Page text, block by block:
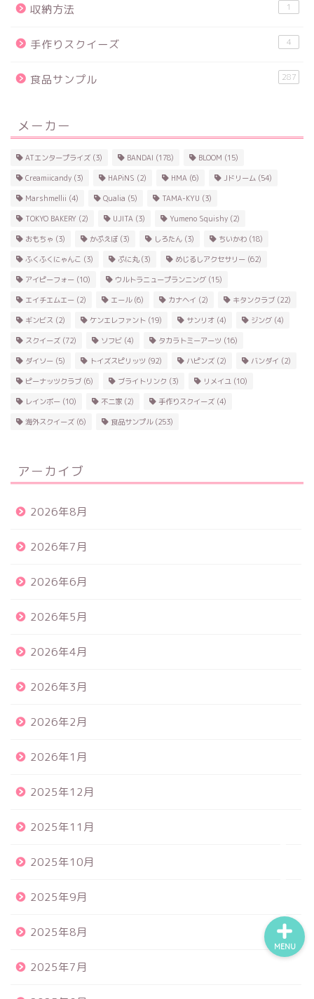
収納方法 1
手作りスクイーズ 4
食品サンプル 287
メーカー
ATエンタープライズ (3) BANDAI (178) BLOOM (15)
Creamiicandy (3) HAPiNS (2) HMA (6) Jドリーム (54)
Marshmellii (4) Qualia (5) TAMA-KYU (3)
TOKYO BAKERY (2) UJITA (3) Yumeno Squishy (2)
おもちゃ (3) かぷえぼ (3) しろたん (3) ちいかわ (18)
ふくふくにゃんこ (3) ぷに丸(3) めじるしアクセサリー (62)
アイピーフォー (10) ウルトラニュープランニング (15)
エイチエムエー (2) エール(6) カナヘイ (2) キタンクラブ (22)
ギンビス (2) ケンエレファント (19) サンリオ (4) ジング (4)
スクイーズ (72) ソフビ (4) タカラトミーアーツ (16)
ダイソー (5) トイズスピリッツ (92) ハピンズ (2) バンダイ (2)
ピーナッツクラブ (6) ブライトリンク (3) リメイユ (10)
レインボー (10) 不二家 (2) 手作りスクイーズ (4)
海外スクイーズ (6) 食品サンプル(253)
アーカイブ
2026年8月
2026年7月
2026年6月
2026年5月
2026年4月
2026年3月
2026年2月
2026年1月
2025年12月
2025年11月
2025年10月
2025年9月
2025年8月
2025年7月
MENU